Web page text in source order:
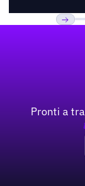
Pronti a